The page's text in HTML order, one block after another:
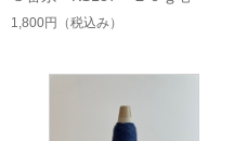
1,800円 （税込み）